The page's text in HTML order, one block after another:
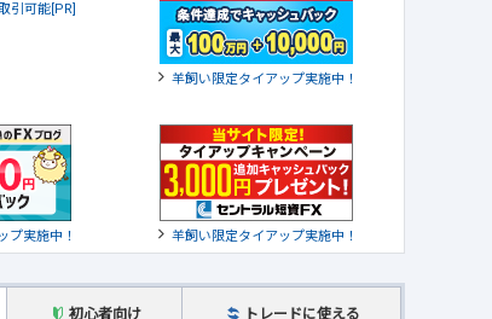
引可能[PR]
羊飼い限定タイアップ実施中！
プ実施中！ 羊飼い限定タイアップ実施中！
初心者向け トレードに使える